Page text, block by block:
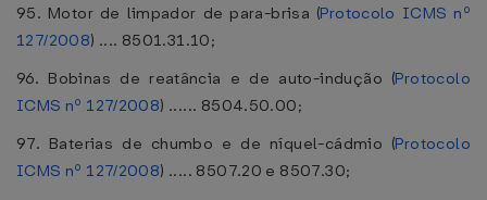
95. Motor de limpador de para-brisa (Protocolo ICMS nº
127/2008) .... 8501.31.10;
96. Bobinas de reatância e de auto-indução (Protocolo
ICMS nº 127/2008) ...... 8504.50.00;
97. Baterias de chumbo e de níquel-cádmio (Protocolo
ICMS nº 127/2008) ..... 8507.20 e 8507.30;